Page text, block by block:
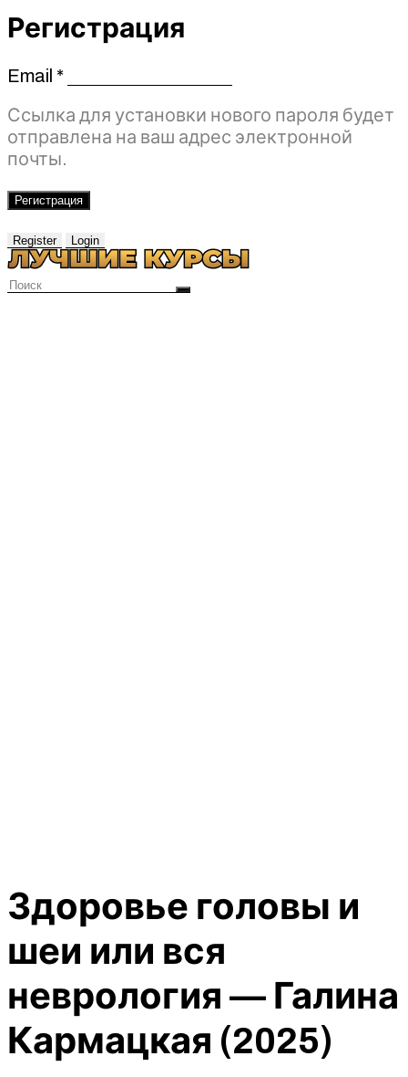
Регистрация
Email *Обязательно
Ссылка для установки нового пароля будет
отправлена ​​на ваш адрес электронной
почты.
Регистрация
Register Login
Здоровье головы и
шеи или вся
неврология — Галина
Кармацкая (2025)